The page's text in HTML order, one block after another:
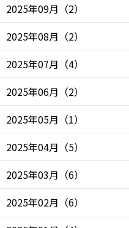
2025年09月 （2）
2025年08月 （2）
2025年07月 （4）
2025年06月 （2）
2025年05月 （1）
2025年04月 （5）
2025年03月 （6）
2025年02月 （6）